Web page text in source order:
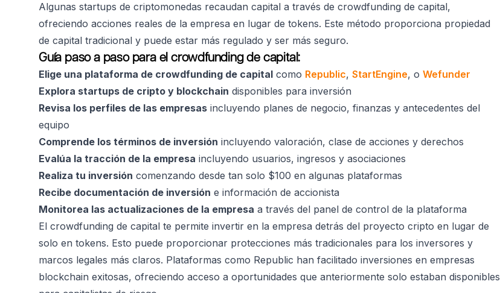
Algunas startups de criptomonedas recaudan capital a través de crowdfunding de capital,
ofreciendo acciones reales de la empresa en lugar de tokens. Este método proporciona propiedad
de capital tradicional y puede estar más regulado y ser más seguro.
Guía paso a paso para el crowdfunding de capital:
Elige una plataforma de crowdfunding de capital como Republic, StartEngine, o Wefunder
Explora startups de cripto y blockchain disponibles para inversión
Revisa los perfiles de las empresas incluyendo planes de negocio, finanzas y antecedentes del
equipo
Comprende los términos de inversión incluyendo valoración, clase de acciones y derechos
Evalúa la tracción de la empresa incluyendo usuarios, ingresos y asociaciones
Realiza tu inversión comenzando desde tan solo $100 en algunas plataformas
Recibe documentación de inversión e información de accionista
Monitorea las actualizaciones de la empresa a través del panel de control de la plataforma
El crowdfunding de capital te permite invertir en la empresa detrás del proyecto cripto en lugar de
solo en tokens. Esto puede proporcionar protecciones más tradicionales para los inversores y
marcos legales más claros. Plataformas como Republic han facilitado inversiones en empresas
blockchain exitosas, ofreciendo acceso a oportunidades que anteriormente solo estaban disponibles